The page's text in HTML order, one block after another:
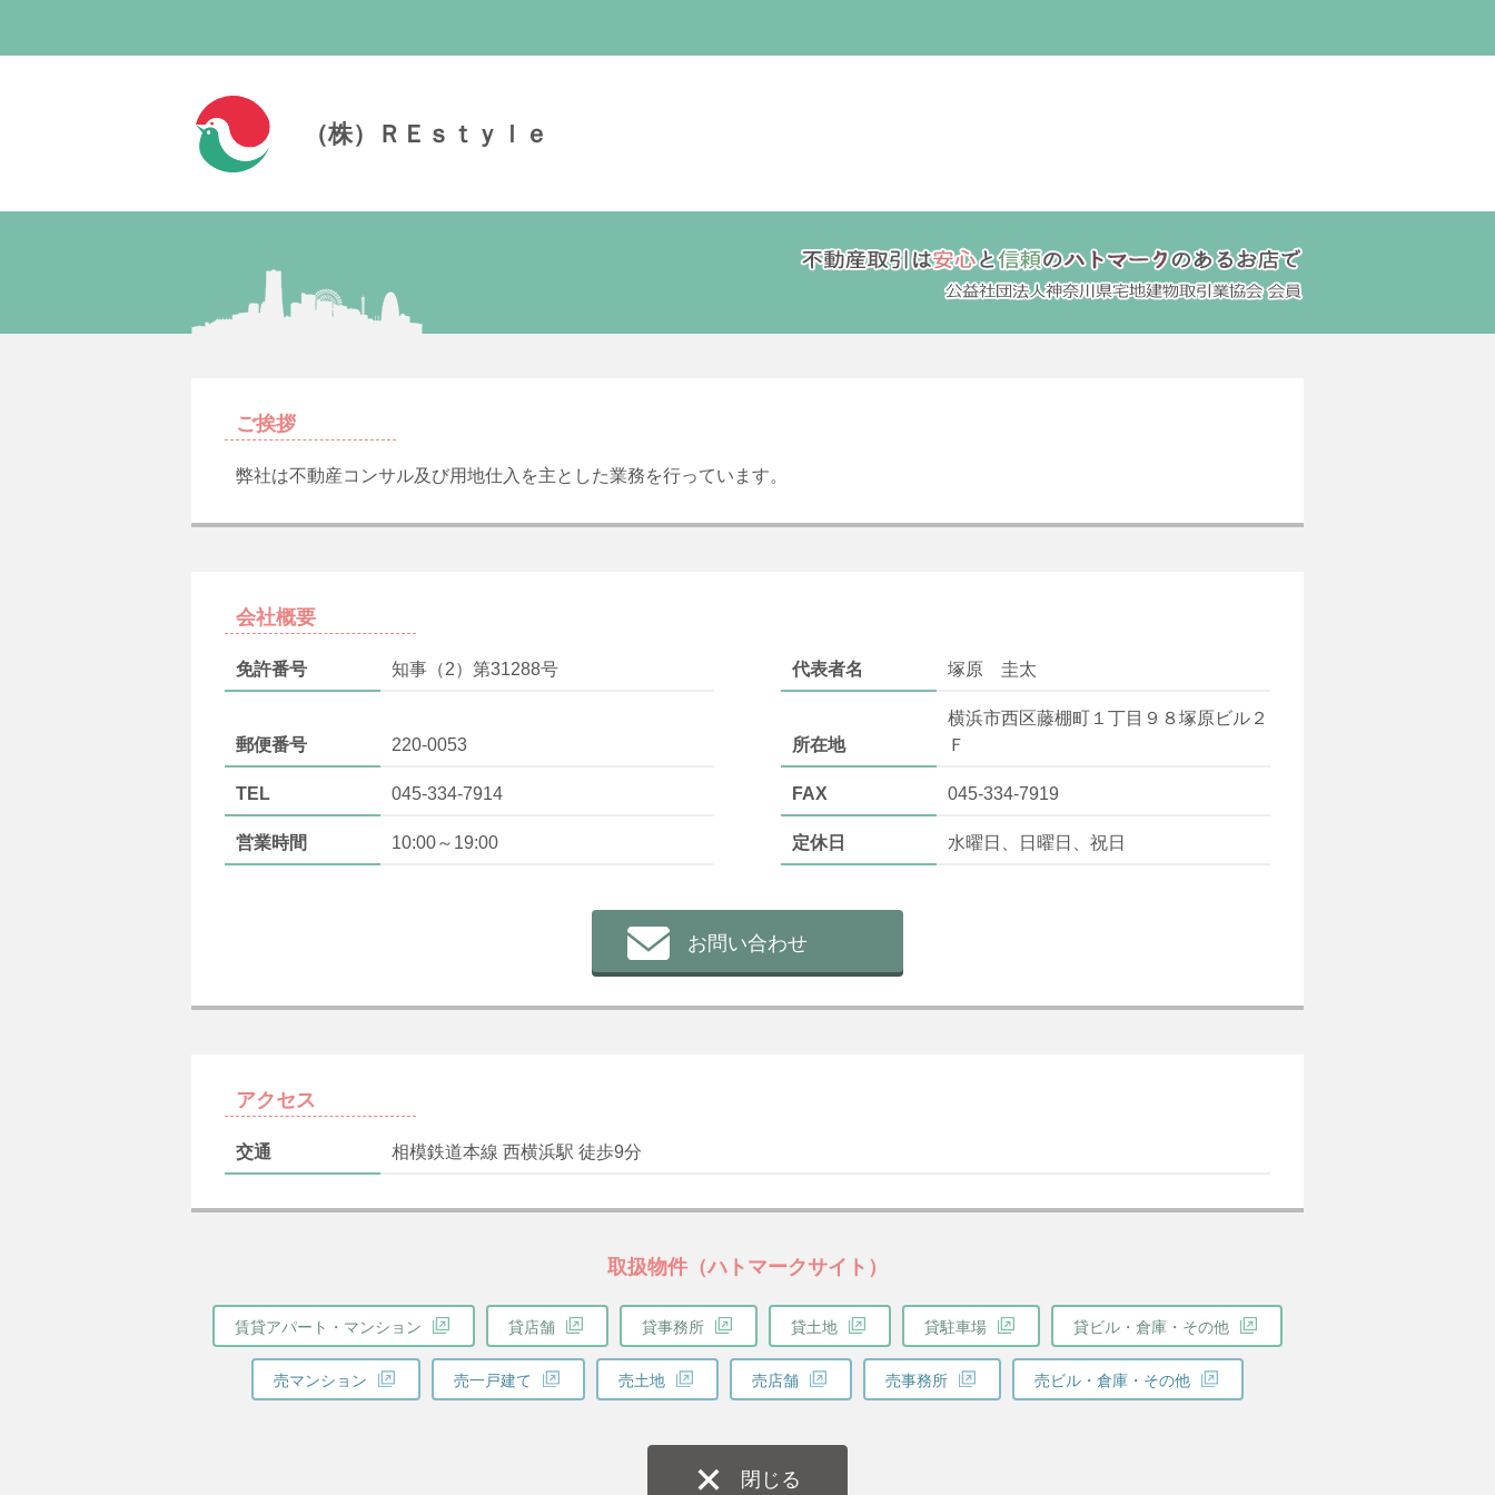
（株）ＲＥｓｔｙｌｅ
ご挨拶
弊社は不動産コンサル及び用地仕入を主とした業務を行っています。
会社概要
免許番号 知事（2）第31288号 代表者名 塚原 圭太
郵便番号 220-0053 所在地
横浜市西区藤棚町１丁目９８塚原ビル２
Ｆ
TEL 045-334-7914 FAX 045-334-7919
営業時間 10:00～19:00 定休日 水曜日、日曜日、祝日
お問い合わせ
アクセス
交通 相模鉄道本線 西横浜駅 徒歩9分
取扱物件（ハトマークサイト）
賃貸アパート・マンション 貸店舗 貸事務所 貸土地 貸駐車場 貸ビル・倉庫・その他
売マンション 売一戸建て 売土地 売店舗 売事務所 売ビル・倉庫・その他
閉じる